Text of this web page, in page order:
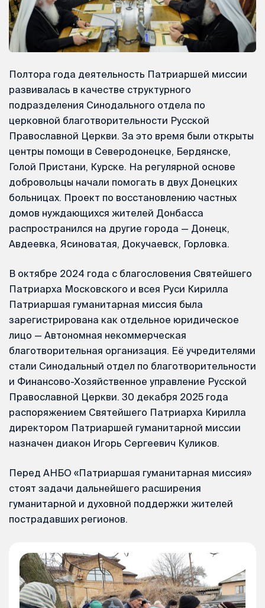
Полтора года деятельность Патриаршей миссии
развивалась в качестве структурного
подразделения Синодального отдела по
церковной благотворительности Русской
Православной Церкви. За это время были открыты
центры помощи в Северодонецке, Бердянске,
Голой Пристани, Курске. На регулярной основе
добровольцы начали помогать в двух Донецких
больницах. Проект по восстановлению частных
домов нуждающихся жителей Донбасса
распространился на другие города — Донецк,
Авдеевка, Ясиноватая, Докучаевск, Горловка.
В октябре 2024 года с благословения Святейшего
Патриарха Московского и всея Руси Кирилла
Патриаршая гуманитарная миссия была
зарегистрирована как отдельное юридическое
лицо — Автономная некоммерческая
благотворительная организация. Её учредителями
стали Синодальный отдел по благотворительности
и Финансово-Хозяйственное управление Русской
Православной Церкви. 30 декабря 2025 года
распоряжением Святейшего Патриарха Кирилла
директором Патриаршей гуманитарной миссии
назначен диакон Игорь Сергеевич Куликов.
Перед АНБО «Патриаршая гуманитарная миссия»
стоят задачи дальнейшего расширения
гуманитарной и духовной поддержки жителей
пострадавших регионов.